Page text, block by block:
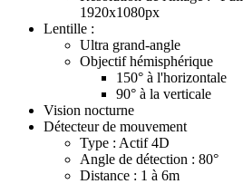
1920x1080px
Lentille :
Ultra grand-angle
Objectif hémisphérique
150° à l'horizontale
90° à la verticale
Vision nocturne
Détecteur de mouvement
Type : Actif 4D
Angle de détection : 80°
Distance : 1 à 6m